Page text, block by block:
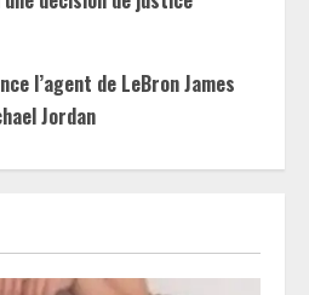
l’agent de LeBron James
Jordan